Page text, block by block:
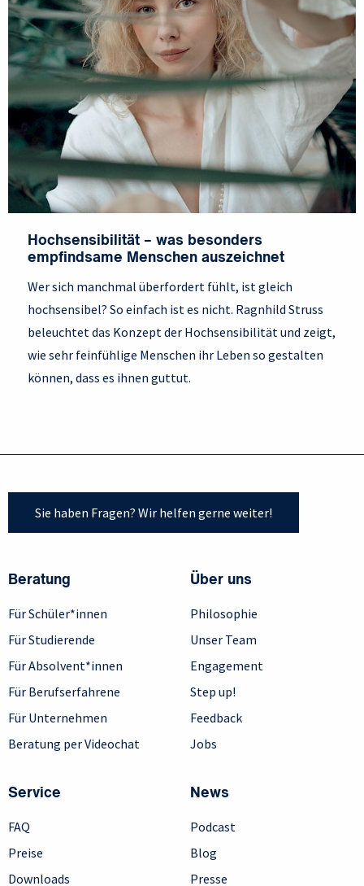
Hochsensibilität – was besonders
empfindsame Menschen auszeichnet
Wer sich manchmal überfordert fühlt, ist gleich
hochsensibel? So einfach ist es nicht. Ragnhild Struss
beleuchtet das Konzept der Hochsensibilität und zeigt,
wie sehr feinfühlige Menschen ihr Leben so gestalten
können, dass es ihnen guttut.
Sie haben Fragen? Wir helfen gerne weiter!
Beratung
Für Schüler*innen
Für Studierende
Für Absolvent*innen
Für Berufserfahrene
Für Unternehmen
Beratung per Videochat
Über uns
Philosophie
Unser Team
Engagement
Step up!
Feedback
Jobs
Service
FAQ
Preise
Downloads
News
Podcast
Blog
Presse